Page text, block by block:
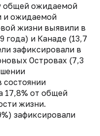
общей ожидаемой
и ожидаемой
жизни выявили в
года) и Канаде (13,7
зафиксировали в
Островах (7,3
состоянии
17,8% от общей
жизни.
зафиксировали